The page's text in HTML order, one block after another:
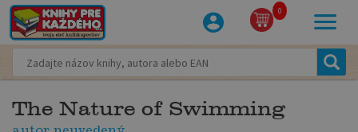
0
The Nature of Swimming
autor neuvedený